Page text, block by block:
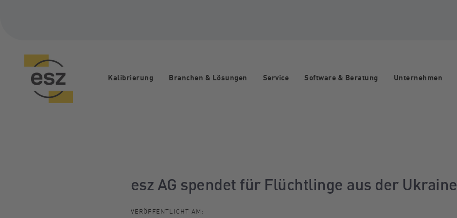
Kalibrierung Branchen & Lösungen Service Software & Beratung Unternehmen
esz AG spendet für Flüchtlinge aus der Ukraine
VERÖFFENTLICHT AM: